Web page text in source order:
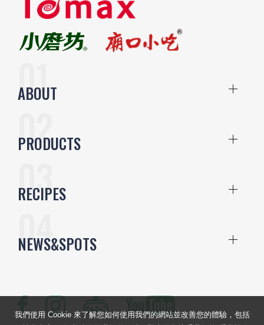
ABOUT
PRODUCTS
RECIPES
NEWS&SPOTS
我們使用 Cookie 來了解您如何使用我們的網站並改善您的體驗，包括